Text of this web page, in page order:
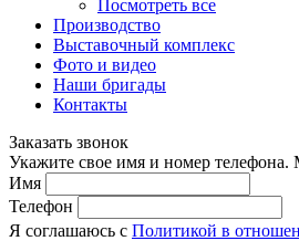
Посмотреть все
Производство
Выставочный комплекс
Фото и видео
Наши бригады
Контакты
Заказать звонок
Укажите свое имя и номер
Имя
Телефон
Я соглашаюсь с Политикой в